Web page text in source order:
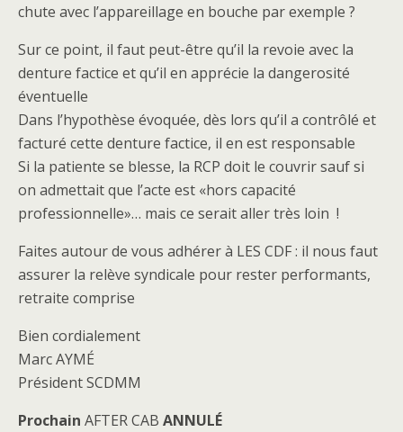
chute avec l’appareillage en bouche par exemple ?
Sur ce point, il faut peut-être qu’il la revoie avec la
denture factice et qu’il en apprécie la dangerosité
éventuelle
Dans l’hypothèse évoquée, dès lors qu’il a contrôlé et
facturé cette denture factice, il en est responsable
Si la patiente se blesse, la RCP doit le couvrir sauf si
on admettait que l’acte est «hors capacité
professionnelle»… mais ce serait aller très loin !
Faites autour de vous adhérer à LES CDF : il nous faut
assurer la relève syndicale pour rester performants,
retraite comprise
Bien cordialement
Marc AYMÉ
Président SCDMM
Prochain AFTER CAB ANNULÉ